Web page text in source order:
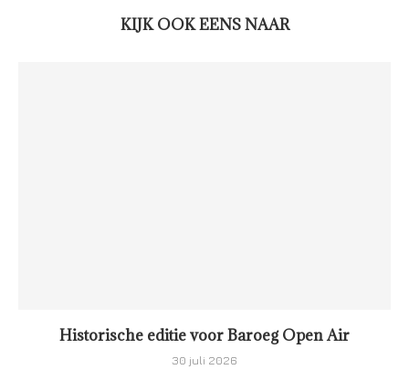
KIJK OOK EENS NAAR
Historische editie voor Baroeg Open Air
30 juli 2026